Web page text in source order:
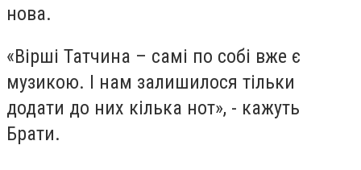
нова.
«Вірші Татчина – самі по собі вже є
музикою. І нам залишилося тільки
додати до них кілька нот», - кажуть
Брати.